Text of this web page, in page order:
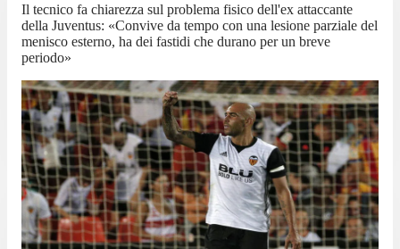
Il tecnico fa chiarezza sul problema fisico dell'ex attaccante
della Juventus: «Convive da tempo con una lesione parziale del
menisco esterno, ha dei fastidi che durano per un breve
periodo»